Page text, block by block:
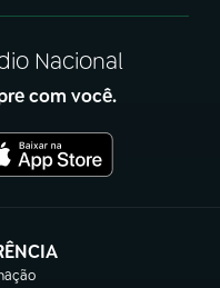
Nacional
com você.
em nova aba)